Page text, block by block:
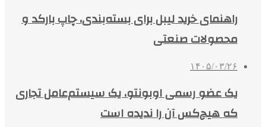
راهنمای خرید لیبل برای بسته‌بندی، چاپ بارکد و
محصولات صنعتی
۱۴۰۵/۰۳/۲۶
یک عضو رسمی اوبونتو، یک سیستم‌عامل تجاری
که هیچ‌کس آن را ندیده است